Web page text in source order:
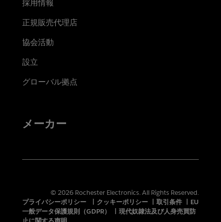
採用情報
正規販売代理店
協会活動
設立
グローバル拠点
メーカー
© 2026 Rochester Electronics. All Rights Reserved.
プライバシーポリシー
クッキーポリシー 取引条件
EU
一般データ保護規則（GDPR）
現代奴隷法及び人身売買防